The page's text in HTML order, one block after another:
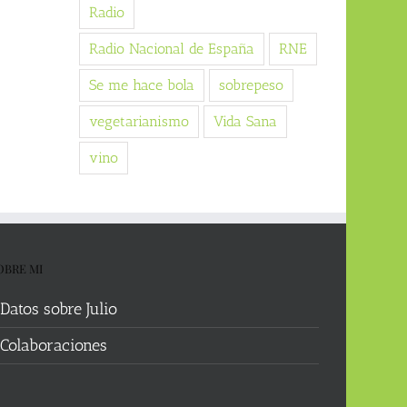
Radio
Radio Nacional de España RNE
Se me hace bola sobrepeso
vegetarianismo Vida Sana
vino
MI
Datos sobre Julio
Colaboraciones